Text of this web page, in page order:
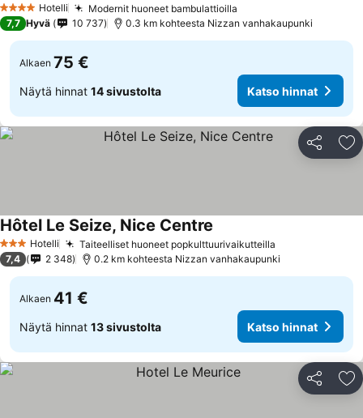
4 Tähtiluokitus
Hotelli Modernit huoneet bambulattioilla
7,7 Hyvä 10 737 0.3 km kohteesta Nizzan vanhakaupunki
Alkaen 75 €
Näytä hinnat 14 sivustolta Katso hinnat
Jaa
3 Tähtiluokitus
Hotelli Taiteelliset huoneet popkulttuurivaikutteilla
Hôtel Le Seize, Nice Centre
7,4 2 348 0.2 km kohteesta Nizzan vanhakaupunki
Alkaen 41 €
Näytä hinnat 13 sivustolta Katso hinnat
Jaa